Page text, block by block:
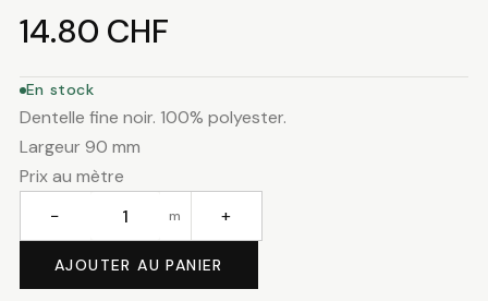
14.80 CHF
En stock
Dentelle fine noir. 100% polyester.
Largeur 90 mm
Prix au mètre
Dentelle
− m +
AJOUTER AU PANIER